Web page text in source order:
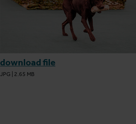
download file
JPG 2.65 MB